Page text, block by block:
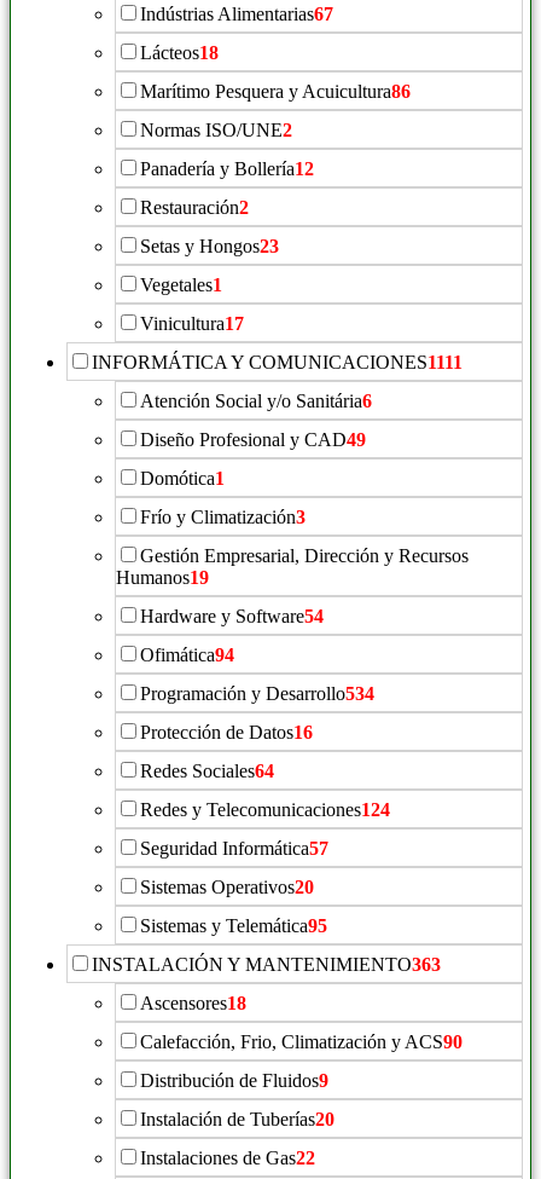
Indústrias Alimentarias67
Lácteos18
Marítimo Pesquera y Acuicultura86
Normas ISO/UNE2
Panadería y Bollería12
Restauración2
Setas y Hongos23
Vegetales1
Vinicultura17
INFORMÁTICA Y COMUNICACIONES1111
Atención Social y/o Sanitária6
Diseño Profesional y CAD49
Domótica1
Frío y Climatización3
Gestión Empresarial, Dirección y Recursos
Humanos19
Hardware y Software54
Ofimática94
Programación y Desarrollo534
Protección de Datos16
Redes Sociales64
Redes y Telecomunicaciones124
Seguridad Informática57
Sistemas Operativos20
Sistemas y Telemática95
INSTALACIÓN Y MANTENIMIENTO363
Ascensores18
Calefacción, Frio, Climatización y ACS90
Distribución de Fluidos9
Instalación de Tuberías20
Instalaciones de Gas22